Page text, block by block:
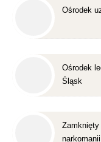
Ośrodek
Ośrodek
Śląsk